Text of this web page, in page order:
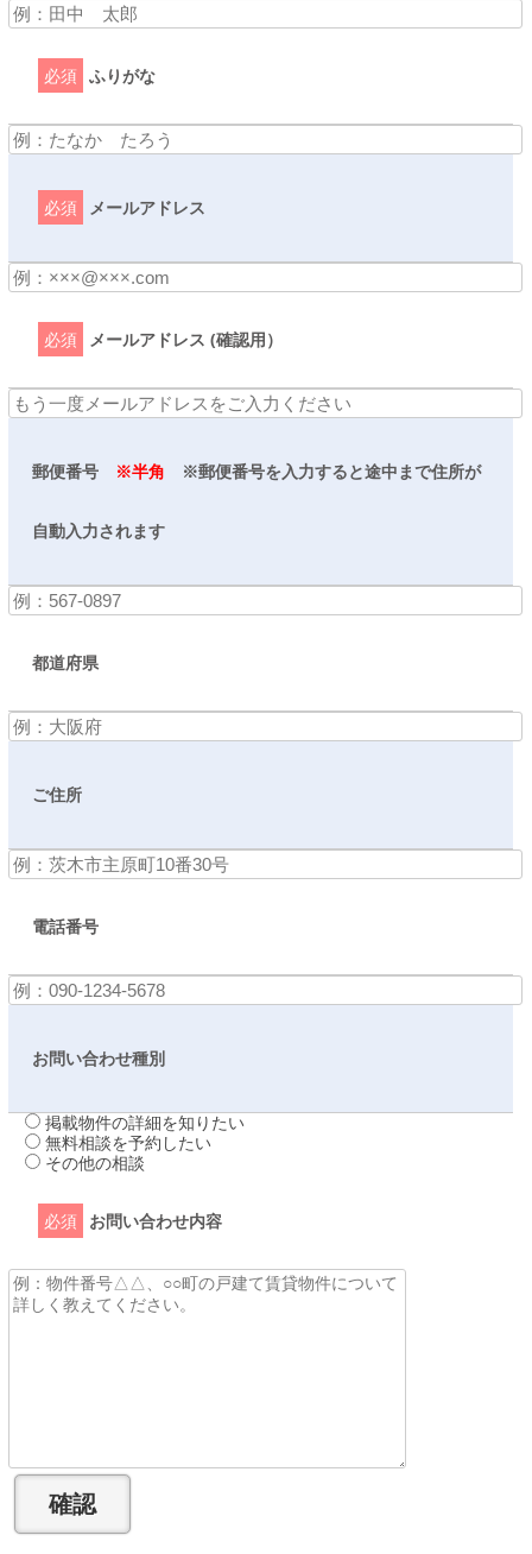
必須 ふりがな
必須 メールアドレス
必須 メールアドレス (確認用）
郵便番号 ※半角 ※郵便番号を入力すると途中まで住所が
自動入力されます
都道府県
ご住所
電話番号
お問い合わせ種別
掲載物件の詳細を知りたい
無料相談を予約したい
その他の相談
必須 お問い合わせ内容